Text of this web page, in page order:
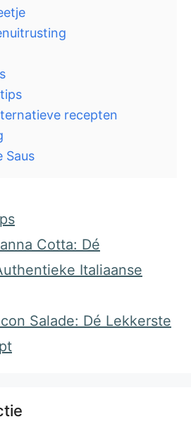
recepten
Saus
Cotta: Dé
Italiaanse
Salade: Dé Lekkerste